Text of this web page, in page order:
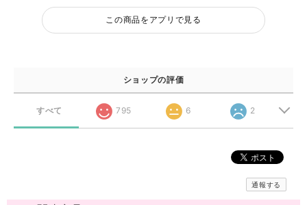
この商品をアプリで見る
ショップの評価
すべて 795 6 2
通報する